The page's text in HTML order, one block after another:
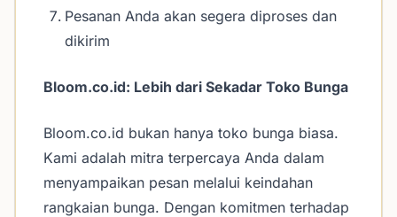
Pesanan Anda akan segera diproses dan
dikirim
Bloom.co.id: Lebih dari Sekadar Toko Bunga
Bloom.co.id bukan hanya toko bunga biasa.
Kami adalah mitra terpercaya Anda dalam
menyampaikan pesan melalui keindahan
rangkaian bunga. Dengan komitmen terhadap